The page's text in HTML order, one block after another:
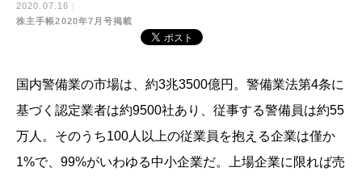
2020.07.16
株主手帳2020年7月号掲載
国内警備業の市場は、約3兆3500億円。警備業法第4条に
基づく認定業者は約9500社あり、従事する警備員は約55
万人。そのうち100人以上の従業員を抱える企業は僅か
1%で、99%がいわゆる中小企業だ。上場企業に限れば売